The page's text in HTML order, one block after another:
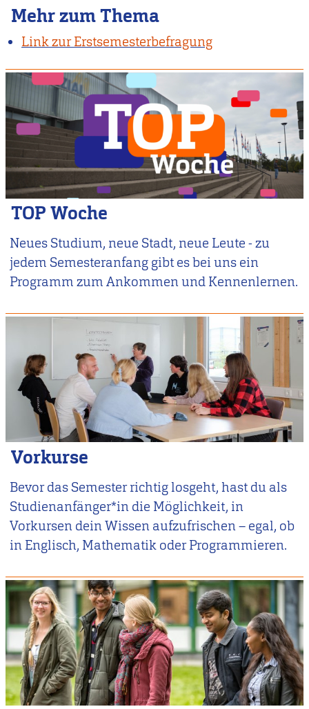
Mehr zum Thema
Link zur Erstsemesterbefragung
TOP Woche
Neues Studium, neue Stadt, neue Leute - zu
jedem Semesteranfang gibt es bei uns ein
Programm zum Ankommen und Kennenlernen.
Vorkurse
Bevor das Semester richtig losgeht, hast du als
Studienanfänger*in die Möglichkeit, in
Vorkursen dein Wissen aufzufrischen – egal, ob
in Englisch, Mathematik oder Programmieren.